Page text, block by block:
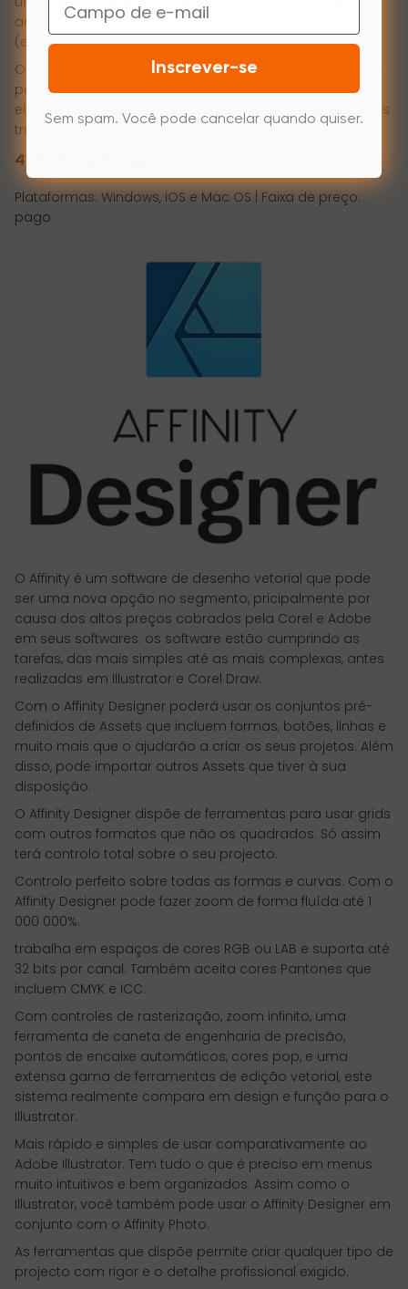
acessar, baixar o software e muitos outros add-ins
(extras) como por exemplo pincéis, mídias e plug-ins.
O software é realmente muito bom e você com certeza
poderá aprender muito sobre o desenho vetorial com
ele, já que de um modo geral, todos os editores vetoriais
trabalham de maneira muito semelhante.
4. Affinity Designer
Plataformas: Windows, iOS e Mac OS | Faixa de preço:
pago
O Affinity é um software de desenho vetorial que pode
ser uma nova opção no segmento, pricipalmente por
causa dos altos preços cobrados pela Corel e Adobe
em seus softwares. os software estão cumprindo as
tarefas, das mais simples até as mais complexas, antes
realizadas em Illustrator e Corel Draw.
Com o Affinity Designer poderá usar os conjuntos pré-
definidos de Assets que incluem formas, botões, linhas e
muito mais que o ajudarão a criar os seus projetos. Além
disso, pode importar outros Assets que tiver à sua
disposição.
O Affinity Designer dispõe de ferramentas para usar grids
com outros formatos que não os quadrados. Só assim
terá controlo total sobre o seu projecto.
Controlo perfeito sobre todas as formas e curvas. Com o
Affinity Designer pode fazer zoom de forma fluída até 1
000 000%.
trabalha em espaços de cores RGB ou LAB e suporta até
32 bits por canal. Também aceita cores Pantones que
incluem CMYK e ICC.
Com controles de rasterização, zoom infinito, uma
ferramenta de caneta de engenharia de precisão,
pontos de encaixe automáticos, cores pop, e uma
extensa gama de ferramentas de edição vetorial, este
sistema realmente compara em design e função para o
Illustrator.
Mais rápido e simples de usar comparativamente ao
Adobe Illustrator. Tem tudo o que é preciso em menus
muito intuitivos e bem organizados. Assim como o
Illustrator, você também pode usar o Affinity Designer em
conjunto com o Affinity Photo.
As ferramentas que dispõe permite criar qualquer tipo de
projecto com rigor e o detalhe profissional exigido.
Inscrever-se
Sem spam. Você pode cancelar quando quiser.